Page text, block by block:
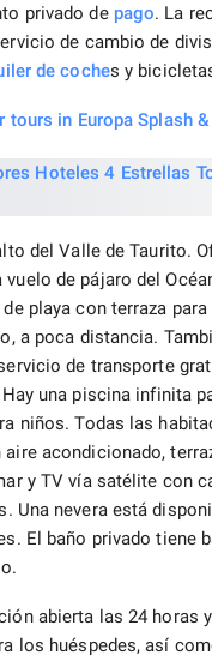
privado de pago. La
de cambio de
de coches y
tours in Europa Splash &
del Valle de Taurito.
vuelo de pájaro del
playa con terraza para
a poca distancia.
de transporte
una piscina infinita
niños. Todas las
aire acondicionado,
y TV vía satélite con
Una nevera está
El baño privado tiene
abierta las 24 horas
los huéspedes, así